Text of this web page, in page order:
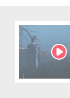
> Retour à